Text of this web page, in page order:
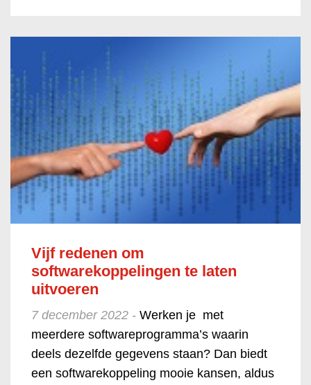
Vijf redenen om
softwarekoppelingen te laten
uitvoeren
7 december 2022 - Werken je met
meerdere softwareprogramma’s waarin
deels dezelfde gegevens staan? Dan biedt
een softwarekoppeling mooie kansen, aldus